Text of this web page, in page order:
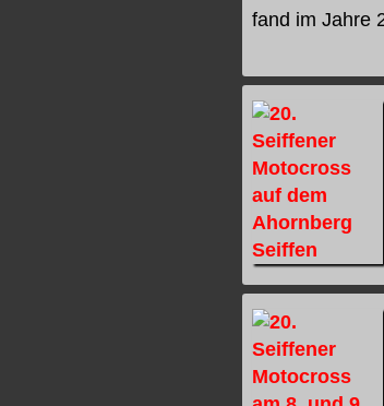
fand im Jahre